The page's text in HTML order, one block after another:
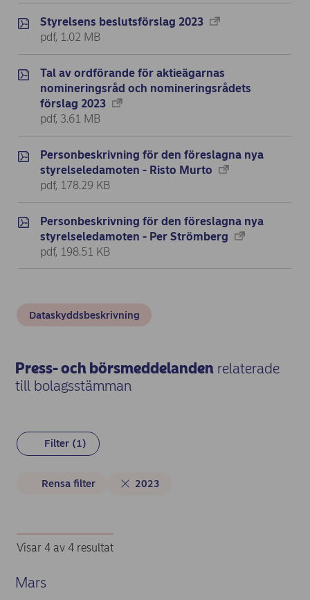
Styrelsens beslutsförslag 2023
pdf, 1.02 MB
Tal av ordförande för aktieägarnas
nomineringsråd och nomineringsrådets
förslag 2023
pdf, 3.61 MB
Personbeskrivning för den föreslagna nya
styrelseledamoten - Risto Murto
pdf, 178.29 KB
Personbeskrivning för den föreslagna nya
styrelseledamoten - Per Strömberg
pdf, 198.51 KB
Dataskyddsbeskrivning
Press- och börsmeddelandenrelaterade
till bolagsstämman
Filter (1)
2023
Visar 4 av 4 resultat
Mars